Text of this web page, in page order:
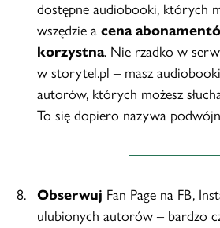
dostępne audiobooki, których
wszędzie a cena
korzystna. Nie rzadko w
w storytel.pl – masz
autorów, których możesz
To się dopiero nazywa
Obserwuj Fan Page na FB,
ulubionych autorów – bardzo